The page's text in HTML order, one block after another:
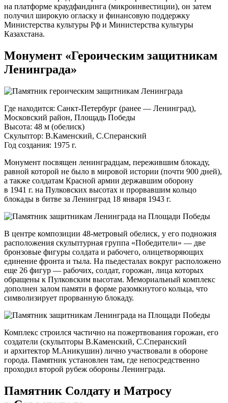
на платформе краудфандинга (микроинвестиции), он затем
получил широкую огласку и финансовую поддержку
Министерства культуры Рф и Министерства культуры
Казахстана.
Монумент «Героическим защитникам
Ленинграда»
Где находится: Санкт-Петербург (ранее — Ленинград),
Московский район, Площадь Победы
Высота: 48 м (обелиск)
Скульптор: В.Каменский, С.Сперанский
Год создания: 1975 г.
Монумент посвящен ленинградцам, пережившим блокаду,
равной которой не было в мировой истории (почти 900 дней),
а также солдатам Красной армии державшим оборону
в 1941 г. на Пулковских высотах и прорвавшим кольцо
блокады в битве за Ленинград 18 января 1943 г.
В центре композиции 48-метровый обелиск, у его подножия
расположения скульптурная группа «Победители» — две
бронзовые фигуры солдата и рабочего, олицетворяющих
единение фронта и тыла. На пьедесталах вокруг расположено
еще 26 фигур — рабочих, солдат, горожан, лица которых
обращены к Пулковским высотам. Мемориальный комплекс
дополнен залом памяти в форме разомкнутого кольца, что
символизирует прорванную блокаду.
Комплекс строился частично на пожертвования горожан, его
создатели (скульпторы В.Каменский, С.Сперанский
и архитектор М.Аникушин) лично участвовали в обороне
города. Памятник установлен там, где непосредственно
проходил второй рубеж обороны Ленинграда.
Памятник Солдату и Матросу